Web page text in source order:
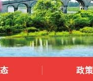
政